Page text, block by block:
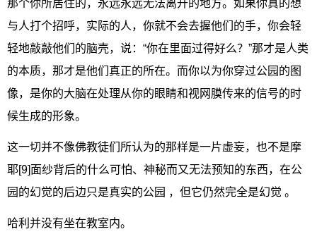
那个你所居住的，永远永远无法离开的地方。如果你真的想
与人打个招呼，实际的人，你就不会去握他们的手，你会轻
轻地敲敲他们的脑壳，说：“你在里面过得好么？”那才是人类
的本质，那才是他们真正的所在。而你以为你穿过公园的图
像，是你的大脑在处理从你的眼睛和视网膜传来的信号的时
候生成的形象。
这一切并不像佛教徒们所认为的那样是一片虚妄，也不是摩
耶[9]面纱背后的什么可怕、神秘而又无法预知的东西，在公
园的幻觉的后边只是真实的公园 ，但它仍然完全是幻觉 。
哈利并没有坐在教室内。